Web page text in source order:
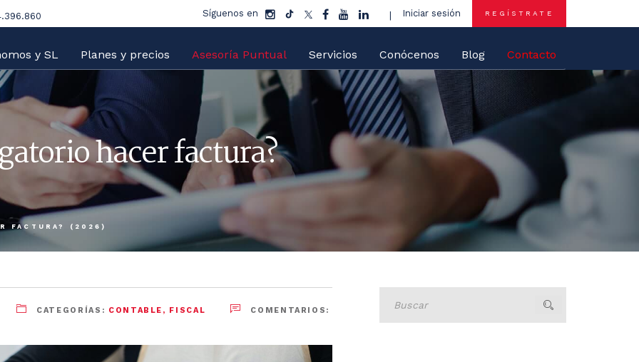
Síguenos en Iniciar sesión REGÍSTRATE
y SL Planes y precios Asesoría Puntual Servicios Conócenos Blog Contacto
hacer factura?
FACTURA? (2026)
CATEGORÍAS: CONTABLE , FISCAL COMENTARIOS: